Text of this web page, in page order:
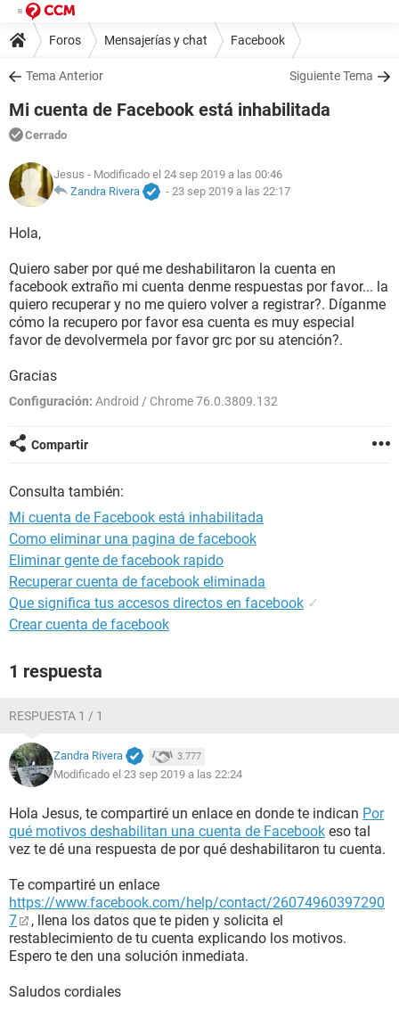
Foros Mensajerías y chat Facebook
Tema Anterior Siguiente Tema
Mi cuenta de Facebook está inhabilitada
Cerrado
Jesus - Modificado el 24 sep 2019 a las 00:46
Zandra Rivera
- 23 sep 2019 a las 22:17
Hola,
Quiero saber por qué me deshabilitaron la cuenta en
facebook extraño mi cuenta denme respuestas por favor... la
quiero recuperar y no me quiero volver a registrar?. Díganme
cómo la recupero por favor esa cuenta es muy especial
favor de devolvermela por favor grc por su atención?.
Gracias
Configuración: Android / Chrome 76.0.3809.132
Compartir
Consulta también:
Mi cuenta de Facebook está inhabilitada
Como eliminar una pagina de facebook
Eliminar gente de facebook rapido
Recuperar cuenta de facebook eliminada
Que significa tus accesos directos en facebook ✓
Crear cuenta de facebook
1 respuesta
RESPUESTA 1 / 1
Zandra Rivera 3.777
Modificado el 23 sep 2019 a las 22:24
Hola Jesus, te compartiré un enlace en donde te indican Por
qué motivos deshabilitan una cuenta de Facebook eso tal
vez te dé una respuesta de por qué deshabilitaron tu cuenta.
Te compartiré un enlace
https://www.facebook.com/help/contact/26074960397290
7
, llena los datos que te piden y solicita el
restablecimiento de tu cuenta explicando los motivos.
Espero te den una solución inmediata.
Saludos cordiales